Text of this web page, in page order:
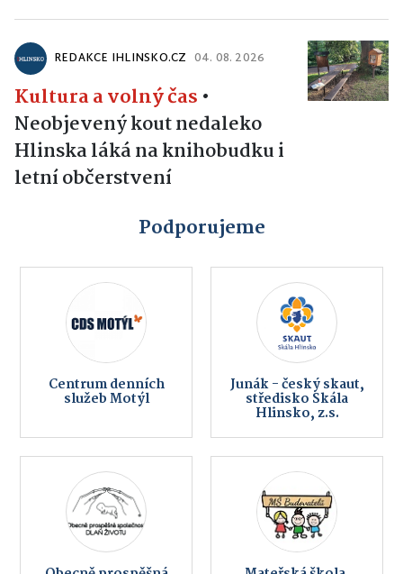
REDAKCE IHLINSKO.CZ 04. 08. 2026
Kultura a volný čas •
Neobjevený kout nedaleko
Hlinska láká na knihobudku i
letní občerstvení
Podporujeme
Centrum denních
služeb Motýl
Junák - český skaut,
středisko Skála
Hlinsko, z.s.
Obecně prospěšná Mateřská škola,